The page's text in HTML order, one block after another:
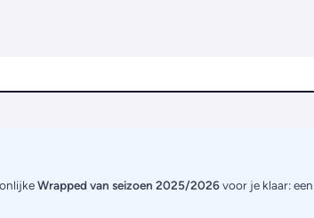
Wrapped van seizoen 2025/2026voor je klaar: